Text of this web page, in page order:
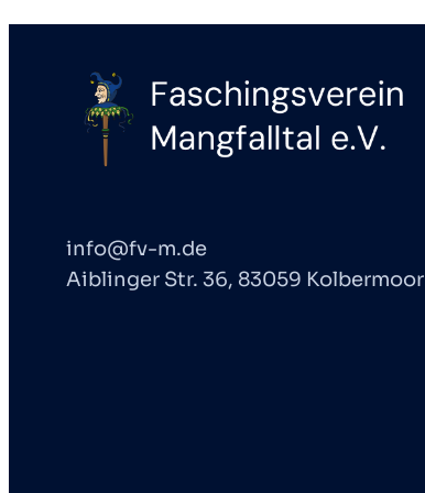
info@fv-m.de
Aiblinger Str. 36, 83059 Kolbermoor